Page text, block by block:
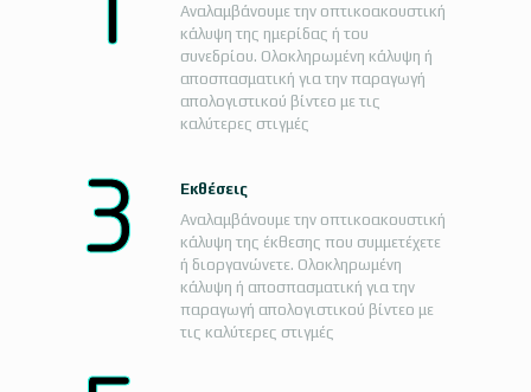
Αναλαμβάνουμε την οπτικοακουστική
κάλυψη της ημερίδας ή του
συνεδρίου. Ολοκληρωμένη κάλυψη ή
αποσπασματική για την παραγωγή
απολογιστικού βίντεο με τις
καλύτερες στιγμές
Εκθέσεις
Αναλαμβάνουμε την οπτικοακουστική
κάλυψη της έκθεσης που συμμετέχετε
ή διοργανώνετε. Ολοκληρωμένη
κάλυψη ή αποσπασματική για την
παραγωγή απολογιστικού βίντεο με
τις καλύτερες στιγμές